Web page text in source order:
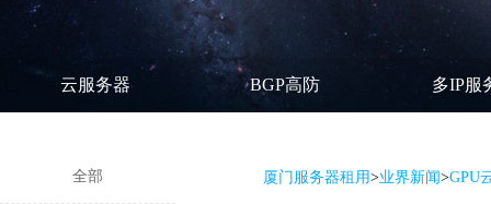
云服务器 BGP高防 多IP服
全部 厦门服务器租用>业界新闻>GPU